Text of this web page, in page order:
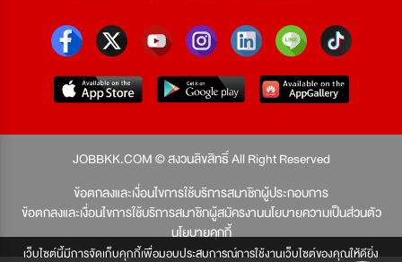
เว็บไซต์นี้มีการจัดเก็บคุกกี้เพื่อมอบประสบการณ์การใช้งานเว็บไซต์ของคุณให้ดียิ่ง
JOBBKK.COM © สงวนลิขสิทธิ์ All Right Reserved
ข้อตกลงและเงื่อนไขการใช้บริการสมาชิกผู้ประกอบการ
ข้อตกลงและเงื่อนไขการใช้บริการสมาชิกผู้สมัครงานนโยบายความเป็นส่วนตัว
นโยบายคุกกี้